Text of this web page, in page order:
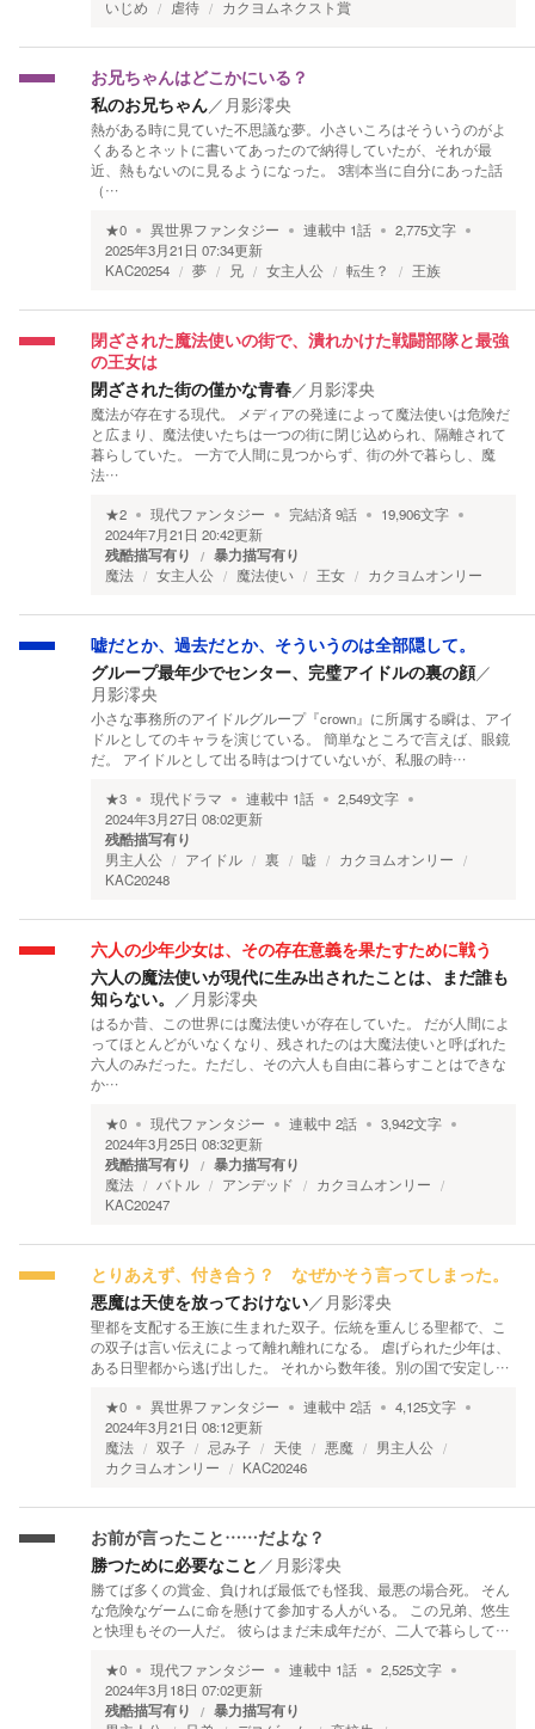
いじめ
虐待 カクヨムネクスト賞
お兄ちゃんはどこかにいる？
私のお兄ちゃん／ 月影澪央
熱がある時に見ていた不思議な夢。小さいころはそういうのがよ
くあるとネットに書いてあったので納得していたが、それが最
近、熱もないのに見るようになった。 3割本当に自分にあった話
（…
★0 異世界ファンタジー 連載中 1話 2,775文字
2025年3月21日 07:34更新
KAC20254
夢 兄 女主人公 転生？ 王族
閉ざされた魔法使いの街で、潰れかけた戦闘部隊と最強
の王女は
閉ざされた街の僅かな青春／ 月影澪央
魔法が存在する現代。 メディアの発達によって魔法使いは危険だ
と広まり、魔法使いたちは一つの街に閉じ込められ、隔離されて
暮らしていた。 一方で人間に見つからず、街の外で暮らし、魔
法…
★2 現代ファンタジー 完結済9話 19,906文字
2024年7月21日 20:42更新
残酷描写有り 暴力描写有り
魔法 女主人公 魔法使い 王女 カクヨムオンリー
嘘だとか、過去だとか、そういうのは全部隠して。
グループ最年少でセンター、完璧アイドルの裏の顔／
月影澪央
小さな事務所のアイドルグループ『crown』に所属する瞬は、アイ
ドルとしてのキャラを演じている。 簡単なところで言えば、眼鏡
だ。 アイドルとして出る時はつけていないが、私服の時…
★3 現代ドラマ 連載中 1話 2,549文字
2024年3月27日 08:02更新
残酷描写有り
男主人公 アイドル 裏 嘘
カクヨムオンリー
KAC20248
六人の少年少女は、その存在意義を果たすために戦う
六人の魔法使いが現代に生み出されたことは、まだ誰も
知らない。 ／ 月影澪央
はるか昔、この世界には魔法使いが存在していた。 だが人間によ
ってほとんどがいなくなり、残されたのは大魔法使いと呼ばれた
六人のみだった。ただし、その六人も自由に暮らすことはできな
か…
★0 現代ファンタジー 連載中 2話 3,942文字
2024年3月25日 08:32更新
残酷描写有り 暴力描写有り
魔法 バトル アンデッド
カクヨムオンリー
KAC20247
とりあえず、付き合う？ なぜかそう言ってしまった。
悪魔は天使を放っておけない／ 月影澪央
聖都を支配する王族に生まれた双子。伝統を重んじる聖都で、こ
の双子は言い伝えによって離れ離れになる。 虐げられた少年は、
ある日聖都から逃げ出した。 それから数年後。別の国で安定し…
★0 異世界ファンタジー 連載中 2話 4,125文字
2024年3月21日 08:12更新
魔法
双子 忌み子 天使 悪魔
男主人公
カクヨムオンリー
KAC20246
お前が言ったこと……だよな？
勝つために必要なこと ／ 月影澪央
勝てば多くの賞金、負ければ最低でも怪我、最悪の場合死。 そん
な危険なゲームに命を懸けて参加する人がいる。 この兄弟、悠生
と快理もその一人だ。 彼らはまだ未成年だが、二人で暮らして…
★0 現代ファンタジー 連載中 1話 2,525文字
2024年3月18日 07:02更新
残酷描写有り 暴力描写有り